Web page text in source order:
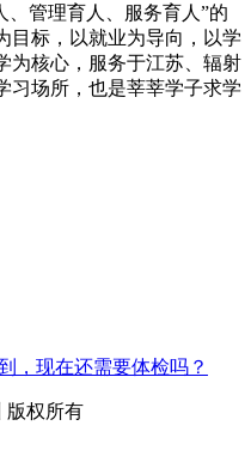
、管理育人、服务育人”的
目标，以就业为导向，以学
为核心，服务于江苏、辐射
习场所，也是莘莘学子求学
，现在还需要体检吗？
版权所有